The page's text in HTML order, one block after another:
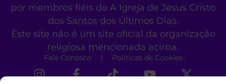
por membros fiéis de A Igreja de Jesus Cristo
dos Santos dos Últimos Dias.
Este site não é um site oficial da organização
religiosa mencionada acima.
Fale Conosco Políticas de Cookies